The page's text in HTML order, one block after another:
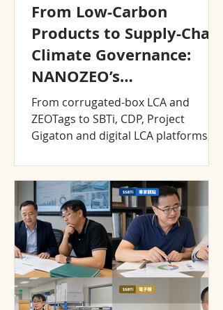
From Low-Carbon
Products to Supply-Chain
Climate Governance:
NANOZEO’s
Sustainability Journey,
2008–2026
From corrugated-box LCA and
ZEOTags to SBTi, CDP, Project
Gigaton and digital LCA platforms,
turned sustainability into product
advantage, customer value and
market growth.